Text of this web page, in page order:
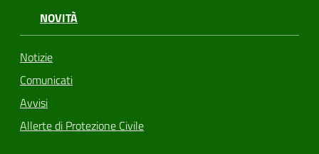
NOVITÀ
Notizie
Comunicati
Avvisi
Allerte di Protezione Civile